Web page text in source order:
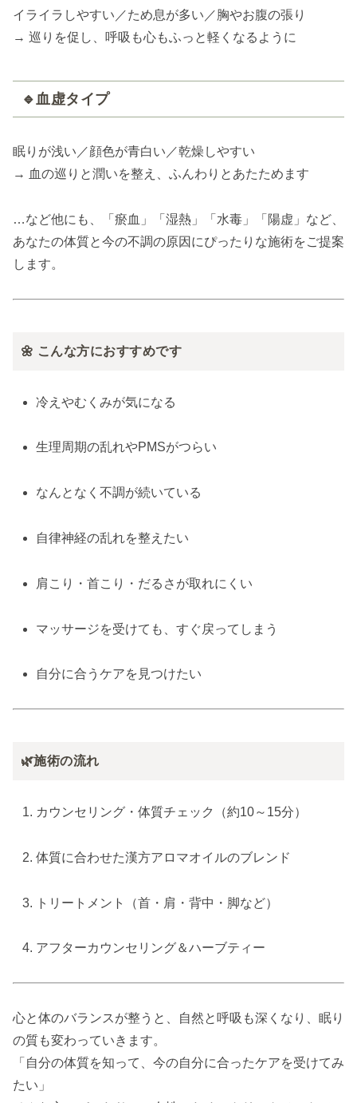
イライラしやすい／ため息が多い／胸やお腹の張り
→ 巡りを促し、呼吸も心もふっと軽くなるように
🔹血虚タイプ
眠りが浅い／顔色が青白い／乾燥しやすい
→ 血の巡りと潤いを整え、ふんわりとあたためます
…など他にも、「瘀血」「湿熱」「水毒」「陽虚」など、
あなたの体質と今の不調の原因にぴったりな施術をご提案
します。
🌼 こんな方におすすめです
冷えやむくみが気になる
生理周期の乱れやPMSがつらい
なんとなく不調が続いている
自律神経の乱れを整えたい
肩こり・首こり・だるさが取れにくい
マッサージを受けても、すぐ戻ってしまう
自分に合うケアを見つけたい
🌿施術の流れ
カウンセリング・体質チェック（約10～15分）
体質に合わせた漢方アロマオイルのブレンド
トリートメント（首・肩・背中・脚など）
アフターカウンセリング＆ハーブティー
心と体のバランスが整うと、自然と呼吸も深くなり、眠り
の質も変わっていきます。
「自分の体質を知って、今の自分に合ったケアを受けてみ
たい」